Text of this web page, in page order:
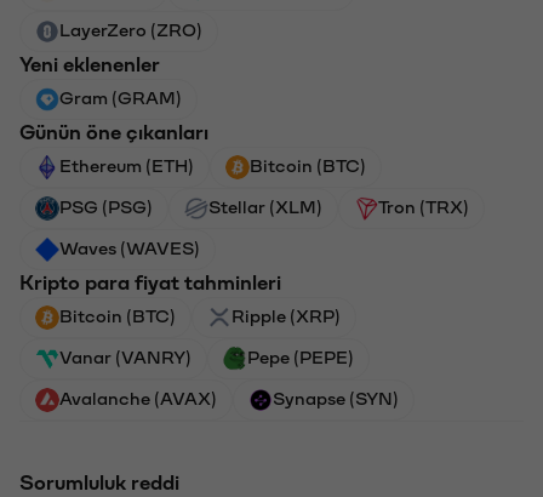
LayerZero (ZRO)
Yeni eklenenler
Gram (GRAM)
Günün öne çıkanları
Ethereum (ETH) Bitcoin (BTC)
PSG (PSG) Stellar (XLM) Tron (TRX)
Waves (WAVES)
Kripto para fiyat tahminleri
Bitcoin (BTC) Ripple (XRP)
Vanar (VANRY) Pepe (PEPE)
Avalanche (AVAX) Synapse (SYN)
Sorumluluk reddi